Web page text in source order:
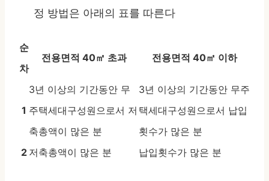
정 방법은 아래의 표를 따른다
순
차
전용면적 40㎡ 초과 전용면적 40㎡ 이하
1
3년 이상의 기간동안 무
주택세대구성원으로서 저
축총액이 많은 분
3년 이상의 기간동안 무주
택세대구성원으로서 납입
횟수가 많은 분
2 저축총액이 많은 분 납입횟수가 많은 분